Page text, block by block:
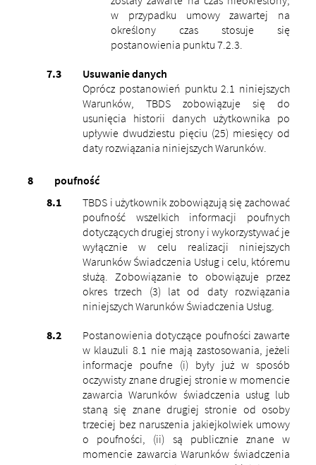
w przypadku umowy zawartej na
określony czas stosuje się
postanowienia punktu 7.2.3.
Usuwanie danych
Oprócz postanowień punktu 2.1 niniejszych
Warunków, TBDS zobowiązuje się do
usunięcia historii danych użytkownika po
upływie dwudziestu pięciu (25) miesięcy od
daty rozwiązania niniejszych Warunków.
poufność
TBDS i użytkownik zobowiązują się zachować
poufność wszelkich informacji poufnych
dotyczących drugiej strony i wykorzystywać je
wyłącznie w celu realizacji niniejszych
Warunków Świadczenia Usług i celu, któremu
służą. Zobowiązanie to obowiązuje przez
okres trzech (3) lat od daty rozwiązania
niniejszych Warunków Świadczenia Usług.
Postanowienia dotyczące poufności zawarte
w klauzuli 8.1 nie mają zastosowania, jeżeli
informacje poufne (i) były już w sposób
oczywisty znane drugiej stronie w momencie
zawarcia Warunków świadczenia usług lub
staną się znane drugiej stronie od osoby
trzeciej bez naruszenia jakiejkolwiek umowy
o poufności, (ii) są publicznie znane w
momencie zawarcia Warunków świadczenia